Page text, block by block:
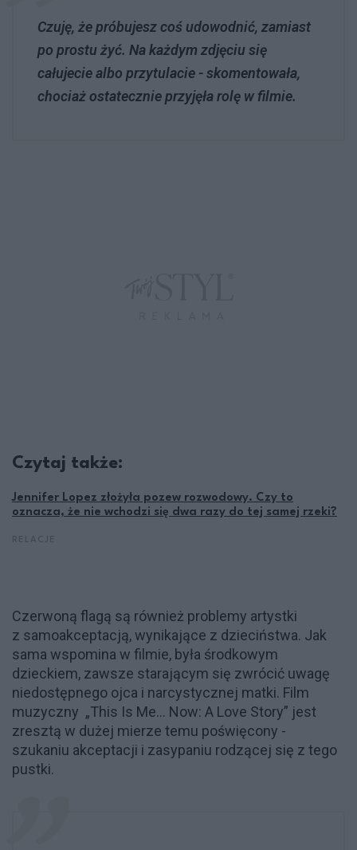
Czuję, że próbujesz coś udowodnić, zamiast
po prostu żyć. Na każdym zdjęciu się
całujecie albo przytulacie - skomentowała,
chociaż ostatecznie przyjęła rolę w filmie.
Czytaj także:
Jennifer Lopez złożyła pozew rozwodowy. Czy to
oznacza, że nie wchodzi się dwa razy do tej samej rzeki?
Czerwoną flagą są również problemy artystki
z samoakceptacją, wynikające z dzieciństwa. Jak
sama wspomina w filmie, była środkowym
dzieckiem, zawsze starającym się zwrócić uwagę
niedostępnego ojca i narcystycznej matki. Film
muzyczny „This Is Me... Now: A Love Story” jest
zresztą w dużej mierze temu poświęcony -
szukaniu akceptacji i zasypaniu rodzącej się z tego
pustki.